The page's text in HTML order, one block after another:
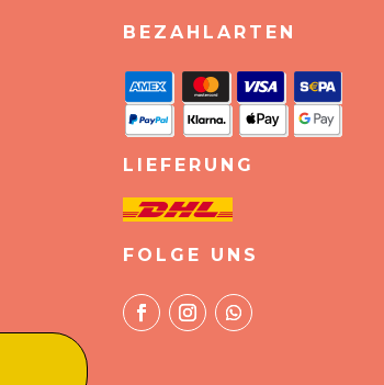
BEZAHLARTEN
LIEFERUNG
FOLGE UNS